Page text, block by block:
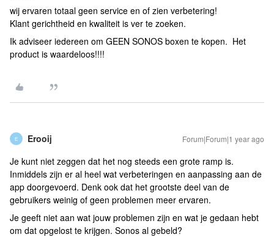
wij ervaren totaal geen service en of zien verbetering!
Klant gerichtheid en kwaliteit is ver te zoeken.
Ik adviseer iedereen om GEEN SONOS boxen te kopen. Het
product is waardeloos!!!!
E Erooij Forum|Forum|1 year ago
Je kunt niet zeggen dat het nog steeds een grote ramp is.
Inmiddels zijn er al heel wat verbeteringen en aanpassing aan de
app doorgevoerd. Denk ook dat het grootste deel van de
gebruikers weinig of geen problemen meer ervaren.
Je geeft niet aan wat jouw problemen zijn en wat je gedaan hebt
om dat opgelost te krijgen. Sonos al gebeld?